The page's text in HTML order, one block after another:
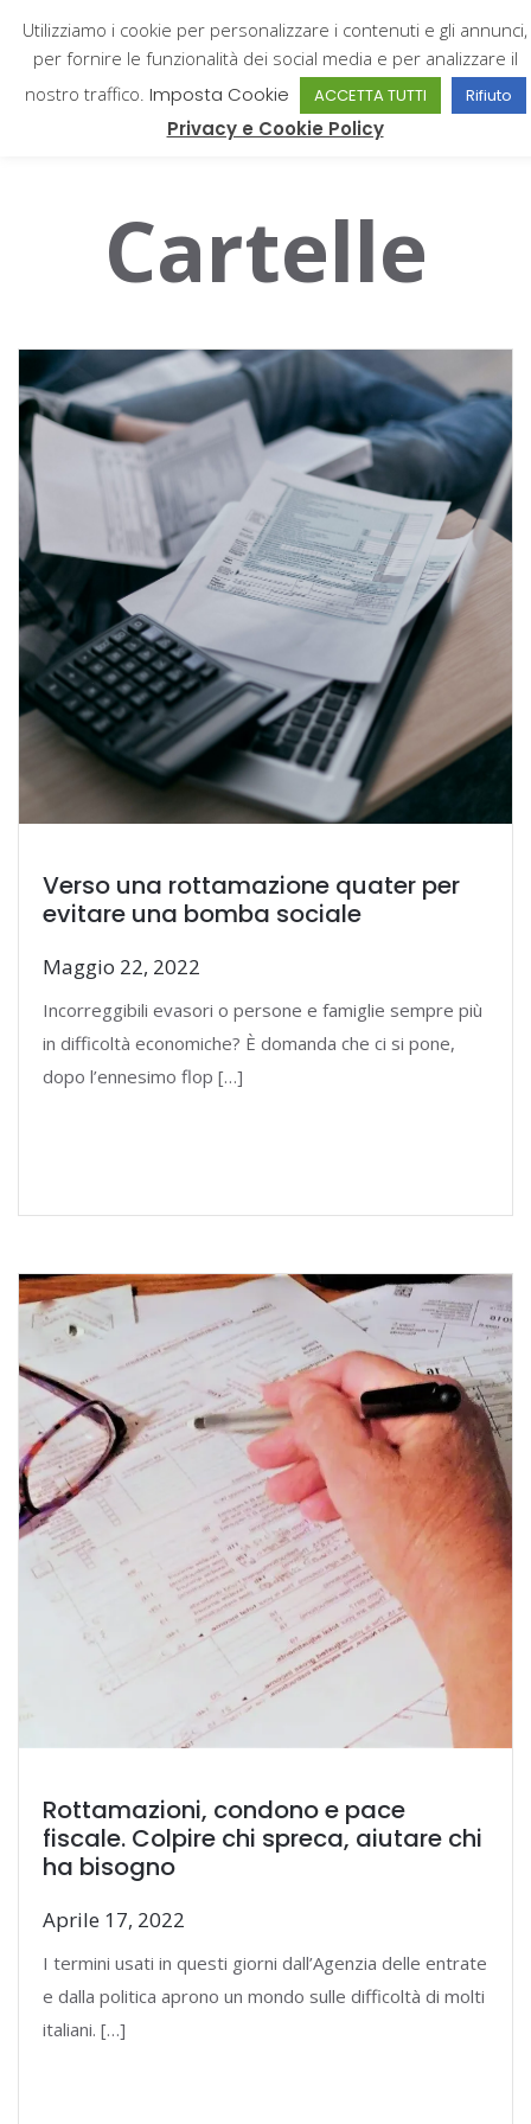
Giampiero Catone
Cartelle
Verso una rottamazione quater per
evitare una bomba sociale
Maggio 22, 2022
Incorreggibili evasori o persone e famiglie sempre più
in difficoltà economiche? È domanda che ci si pone,
dopo l’ennesimo flop […]
Rottamazioni, condono e pace
fiscale. Colpire chi spreca, aiutare chi
ha bisogno
Aprile 17, 2022
I termini usati in questi giorni dall’Agenzia delle entrate
e dalla politica aprono un mondo sulle difficoltà di molti
italiani. […]
Utilizziamo i cookie per personalizzare i contenuti e gli annunci,
per fornire le funzionalità dei social media e per analizzare il
nostro traffico. Imposta Cookie ACCETTA TUTTI Rifiuto
Privacy e Cookie Policy